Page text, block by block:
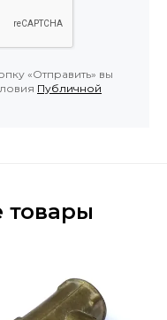
«Отправить» вы
Публичной
товары